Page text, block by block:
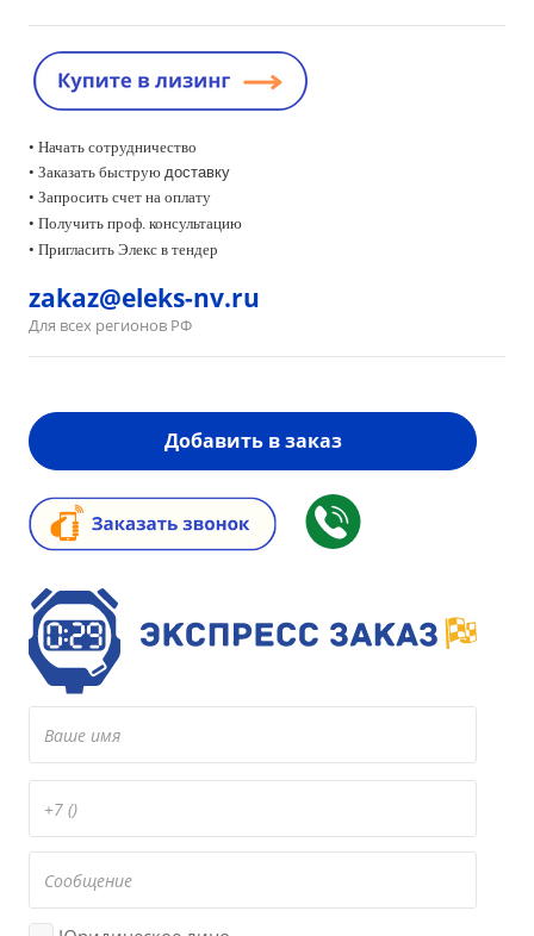
• Начать сотрудничество
• Заказать быструю доставку
• Запросить счет на оплату
• Получить проф. консультацию
• Пригласить Элекс в тендер
zakaz@eleks-nv.ru
Для всех регионов РФ
Добавить в заказ